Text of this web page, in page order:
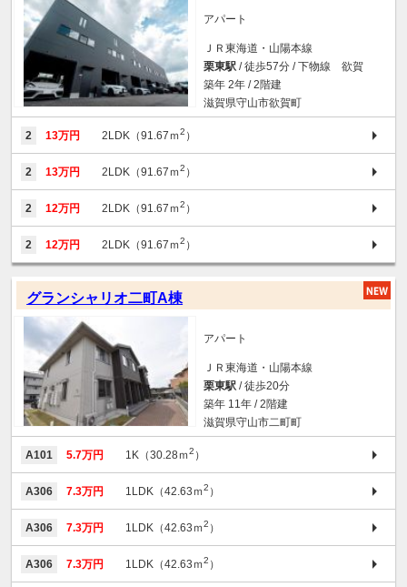
アパート
ＪＲ東海道・山陽本線
栗東駅 / 徒歩57分 / 下物線 欲賀
築年 2年 / 2階建
滋賀県守山市欲賀町
2 13万円 2LDK（91.67ｍ2 ）
2 13万円 2LDK（91.67ｍ2 ）
2 12万円 2LDK（91.67ｍ2 ）
2 12万円 2LDK（91.67ｍ2 ）
グランシャリオ二町A棟
アパート
ＪＲ東海道・山陽本線
栗東駅 / 徒歩20分
築年 11年 / 2階建
滋賀県守山市二町町
A101 5.7万円 1K（30.28ｍ2 ）
A306 7.3万円 1LDK（42.63ｍ2 ）
A306 7.3万円 1LDK（42.63ｍ2 ）
A306 7.3万円 1LDK（42.63ｍ2 ）